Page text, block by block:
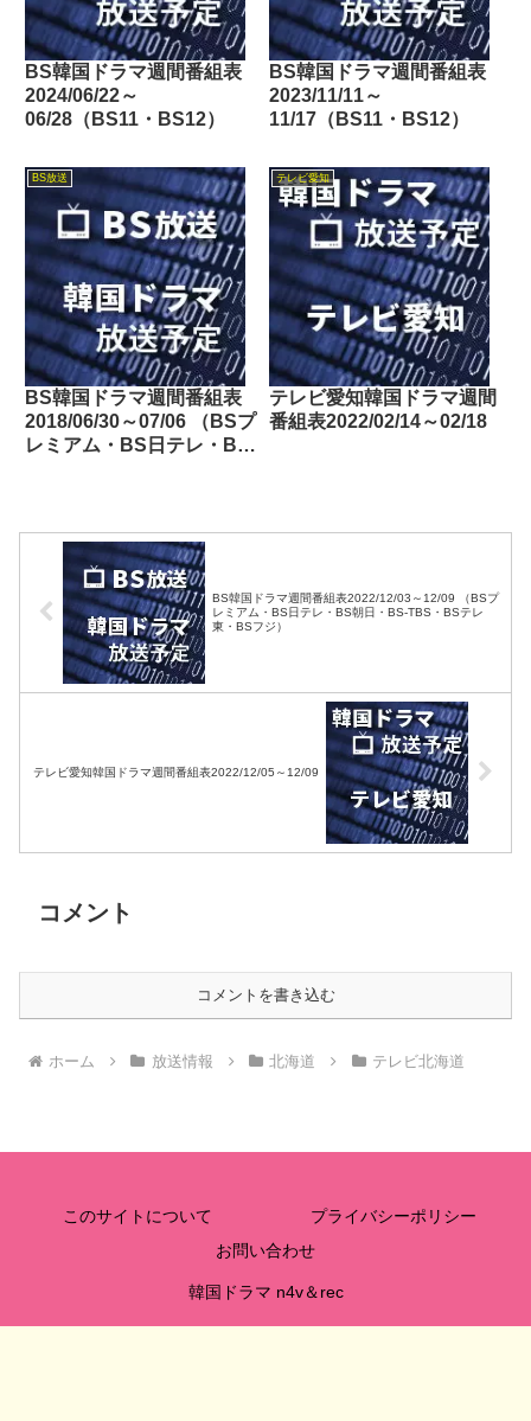
BS韓国ドラマ週間番組表
2024/06/22～
06/28（BS11・BS12）
BS韓国ドラマ週間番組表
2023/11/11～
11/17（BS11・BS12）
BS放送
BS韓国ドラマ週間番組表
2018/06/30～07/06 （BSプ
レミアム・BS日テレ・BS
テレビ愛知
テレビ愛知韓国ドラマ週間
番組表2022/02/14～02/18
BS韓国ドラマ週間番組表2022/12/03～12/09 （BSプ
レミアム・BS日テレ・BS朝日・BS-TBS・BSテレ
東・BSフジ）
テレビ愛知韓国ドラマ週間番組表2022/12/05～12/09
コメント
コメントを書き込む
ホーム 放送情報 北海道 テレビ北海道
このサイトについて
プライバシーポリシー
お問い合わせ
韓国ドラマ n4v＆rec